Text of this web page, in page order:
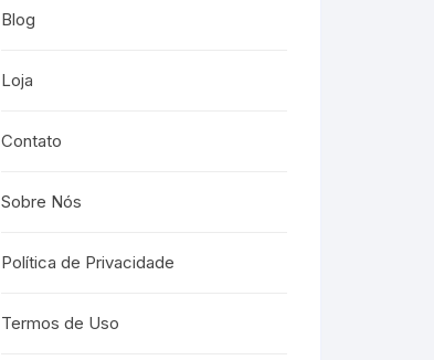
Blog
Loja
Contato
Sobre Nós
Política de Privacidade
Termos de Uso